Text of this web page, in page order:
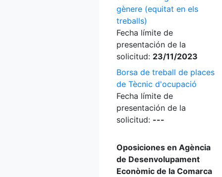
gènere (equitat en els
treballs)
Fecha límite de
presentación de la
solicitud: 23/11/2023
Borsa de treball de places
de Tècnic d'ocupació
Fecha límite de
presentación de la
solicitud: ---
Oposiciones en Agència
de Desenvolupament
Econòmic de la Comarca